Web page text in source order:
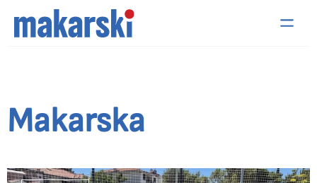
Makarska